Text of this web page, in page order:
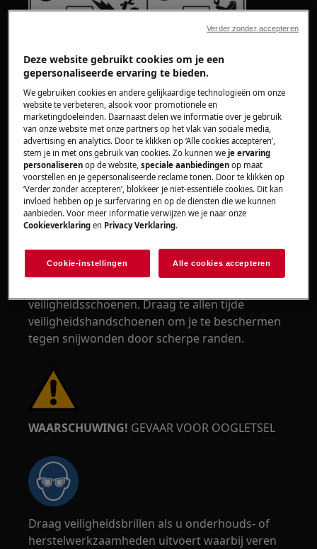
WAARSCHUWING!GEVAAR VOOR LETSEL
apparaten. Voor zware apparaten is het het
veiligst als twee personen het verplaatsen.
veiligheidsschoenen. Draag te allen tijde
veiligheidshandschoenen om je te beschermen
tegen snijwonden door scherpe randen.
WAARSCHUWING! GEVAAR VOOR OOGLETSEL
Draag veiligheidsbrillen als u onderhouds- of
herstelwerkzaamheden uitvoert waarbij veren
Deze website gebruikt cookies om je een
gepersonaliseerde ervaring te bieden.
We gebruiken cookies en andere gelijkaardige technologieën om onze
website te verbeteren, alsook voor promotionele en
marketingdoeleinden. Daarnaast delen we informatie over je gebruik
van onze website met onze partners op het vlak van sociale media,
advertising en analytics. Door te klikken op ‘Alle cookies accepteren’,
stem je in met ons gebruik van cookies. Zo kunnen weje ervaring
personaliseren op de website,speciale aanbiedingen op maat
voorstellen en je gepersonaliseerde reclame tonen. Door te klikken op
‘Verder zonder accepteren’, blokkeer je niet-essentiële cookies. Dit kan
invloed hebben op je surfervaring en op de diensten die we kunnen
aanbieden. Voor meer informatie verwijzen we je naar onze
Cookieverklaring en Privacy Verklaring.
Cookie-instellingen Alle cookies accepteren
Verder zonder accepteren